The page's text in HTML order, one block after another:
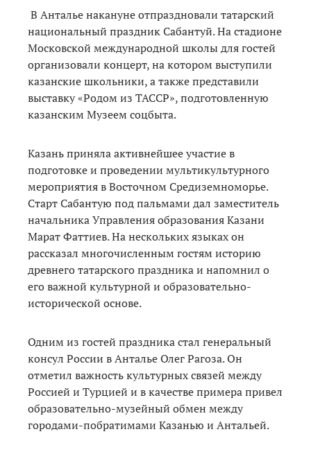
В Анталье накануне отпраздновали татарский
национальный праздник Сабантуй. На стадионе
Московской международной школы для гостей
организовали концерт, на котором выступили
казанские школьники, а также представили
выставку «Родом из ТАССР», подготовленную
казанским Музеем соцбыта.
Казань приняла активнейшее участие в
подготовке и проведении мультикультурного
мероприятия в Восточном Средиземноморье.
Старт Сабантую под пальмами дал заместитель
начальника Управления образования Казани
Марат Фаттиев. На нескольких языках он
рассказал многочисленным гостям историю
древнего татарского праздника и напомнил о
его важной культурной и образовательно-
исторической основе.
Одним из гостей праздника стал генеральный
консул России в Анталье Олег Рагоза. Он
отметил важность культурных связей между
Россией и Турцией и в качестве примера привел
образовательно-музейный обмен между
городами-побратимами Казанью и Антальей.